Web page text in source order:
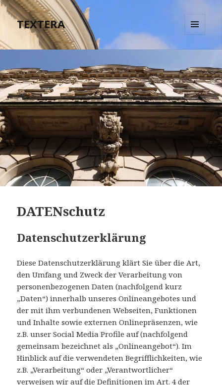
TEXTERA
DATENschutz
Datenschutzerklärung
Diese Datenschutzerklärung klärt Sie über die Art,
den Umfang und Zweck der Verarbeitung von
personenbezogenen Daten (nachfolgend kurz
„Daten“) innerhalb unseres Onlineangebotes und
der mit ihm verbundenen Webseiten, Funktionen
und Inhalte sowie externen Onlinepräsenzen, wie
z.B. unser Social Media Profile auf (nachfolgend
gemeinsam bezeichnet als „Onlineangebot“). Im
Hinblick auf die verwendeten Begrifflichkeiten, wie
z.B. „Verarbeitung“ oder „Verantwortlicher“
verweisen wir auf die Definitionen im Art. 4 der